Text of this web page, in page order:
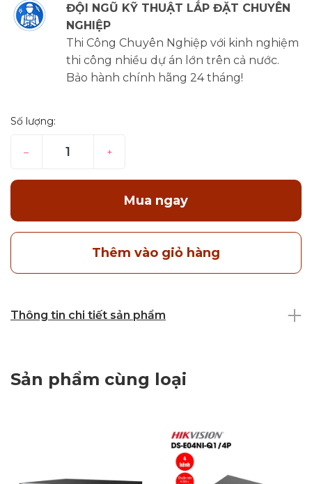
ĐỘI NGŨ KỸ THUẬT LẮP ĐẶT CHUYÊN
NGHIỆP
Thi Công Chuyên Nghiệp với kinh nghiệm
thi công nhiều dự án lớn trên cả nước.
Bảo hành chính hãng 24 tháng!
Số lượng:
– +
Mua ngay
Thêm vào giỏ hàng
Thông tin chi tiết sản phẩm
Sản phẩm cùng loại